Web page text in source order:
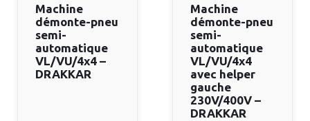
Machine
démonte-pneu
semi-
automatique
VL/VU/4x4 –
DRAKKAR
Machine
démonte-pneu
semi-
automatique
VL/VU/4x4
avec helper
gauche
230V/400V –
DRAKKAR